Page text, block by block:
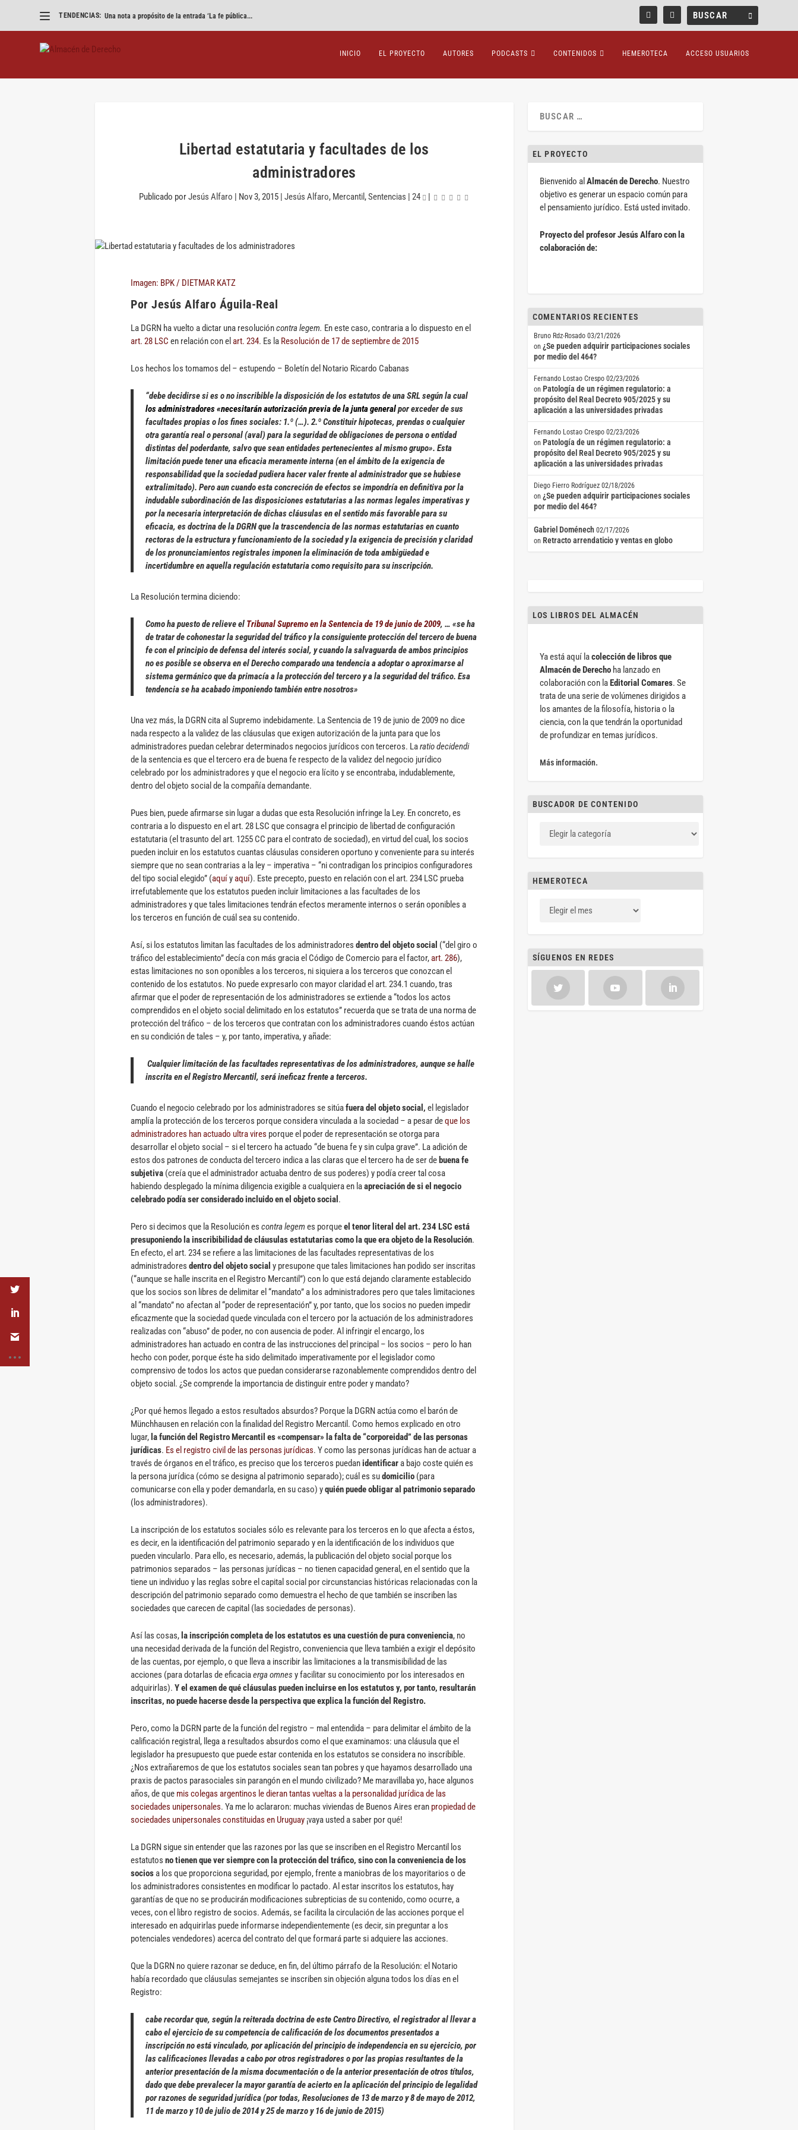
TENDENCIAS: Una nota a propósito de la entrada ‘La fe pública...
INICIO EL PROYECTO AUTORES PODCASTS CONTENIDOS HEMEROTECA ACCESO USUARIOS
Libertad estatutaria y facultades de los
administradores
Publicado porJesús Alfaro | Nov 3, 2015 |Jesús Alfaro, Mercantil ,Sentencias |24 |
Imagen: BPK / DIETMAR KATZ
Por Jesús Alfaro Águila-Real
La DGRN ha vuelto a dictar una resolucióncontra legem.
art. 28 LSC en relación con el art. 234. Es la Resolución de 17 de septiembre de 2015
Los hechos los tomamos del – estupendo – Boletín del Notario Ricardo Cabanas
los administradores «necesitarán autorización previa de la junta generalpor exceder de sus
facultades propias o los fines sociales: 1.º (…). 2.ºConstituir hipotecas, prendas o cualquier
otra garantía real o personal (aval) para la seguridad de obligaciones de persona o entidad
distintas del poderdante, salvo que sean entidades pertenecientes al mismo grupo». Esta
limitación puede tener una eficacia meramente interna (en el ámbito de la exigencia de
responsabilidad que la sociedad pudiera hacer valer frente al administrador que se hubiese
extralimitado). Pero aun cuando esta concreción de efectos se impondría en definitiva por la
indudable subordinación de las disposiciones estatutarias a las normas legales imperativas y
por la necesaria interpretación de dichas cláusulas en el sentido más favorable para su
eficacia, es doctrina de la DGRN que la trascendencia de las normas estatutarias en cuanto
rectoras de la estructura y funcionamiento de la sociedad y la exigencia de precisión y claridad
de los pronunciamientos registralesimponen la eliminación de toda ambigüedad e
incertidumbre en aquella regulación estatutaria como requisito para su inscripción.
La Resolución termina diciendo:
Como ha puesto de relieve el Tribunal Supremo en la Sentencia de 19 de junio de 2009, … «se ha
de tratar de cohonestar la seguridad del tráfico y la consiguiente protección del tercero de buena
fe con el principio de defensa del interés social, y cuando la salvaguarda de ambos principios
no es posible se observa en el Derecho comparado una tendencia a adoptar o aproximarse al
sistema germánico que da primacía a la protección del tercero y a la seguridad del tráfico. Esa
tendencia se ha acabado imponiendo también entre nosotros»
Una vez más, la DGRN cita al Supremo indebidamente. La Sentencia de 19 de junio de 2009 no dice
nada respecto a la validez de las cláusulas que exigen autorización de la junta para que los
administradores puedan celebrar determinados negocios jurídicos con terceros. La
ratio decidendi
de la sentencia es que el tercero era de buena fe respecto de la validez del negocio jurídico
celebrado por los administradores y que el negocio era lícito y se encontraba, indudablemente,
dentro del objeto social de la compañía demandante.
Pues bien, puede afirmarse sin lugar a dudas que esta Resolución infringe la Ley. En concreto, es
contraria a lo dispuesto en el art. 28 LSC que consagra el principio de libertad de configuración
estatutaria (el trasunto del art. 1255 CC para el contrato de sociedad), en virtud del cual, los socios
pueden incluir en los estatutos cuantas cláusulas consideren oportuno y conveniente para su interés
siempre que no sean contrarias a la ley – imperativa – “ni contradigan los principios configuradores
del tipo social elegido” (aquíyaquí). Este precepto, puesto en relación con el art. 234 LSC prueba
irrefutablemente que los estatutos pueden incluir limitaciones a las facultades de los
administradores y que tales limitaciones tendrán efectos meramente internos o serán oponibles a
los terceros en función de cuál sea su contenido.
Así, si los estatutos limitan las facultades de los administradores dentro del objeto social (“del giro o
tráfico del establecimiento” decía con más gracia el Código de Comercio para el factor,art. 286),
estas limitaciones no son oponibles a los terceros, ni siquiera a los terceros que conozcan el
contenido de los estatutos. No puede expresarlo con mayor claridad el art. 234.1 cuando, tras
afirmar que el poder de representación de los administradores se extiende a “todos los actos
comprendidos en el objeto social delimitado en los estatutos” recuerda que se trata de una norma de
protección del tráfico – de los terceros que contratan con los administradores cuando éstos actúan
en su condición de tales – y, por tanto, imperativa, y añade:
Cualquier limitación de las facultades representativas de los administradores, aunque se halle
inscrita en el Registro Mercantil, será ineficaz frente a terceros.
Cuando el negocio celebrado por los administradores se sitúafuera del objeto social, el legislador
amplía la protección de los terceros porque considera vinculada a la sociedad – a pesar deque los
administradores han actuado ultra vires porque el poder de representación se otorga para
desarrollar el objeto social – si el tercero ha actuado “de buena fe y sin culpa grave”. La adición de
estos dos patrones de conducta del tercero indica a las claras que el tercero ha de ser de buena fe
subjetiva (creía que el administrador actuaba dentro de sus poderes) y podía creer tal cosa
habiendo desplegado la mínima diligencia exigible a cualquiera en laapreciación de si el negocio
celebrado podía ser considerado incluido en el objeto social .
Pero si decimos que la Resolución es contra legem es porqueel tenor literal del art. 234 LSC está
presuponiendo la inscribibilidad de cláusulas estatutarias como la que era objeto de la Resolución.
En efecto, el art. 234 se refiere a las limitaciones de las facultades representativas de los
administradores dentro del objeto social y presupone que tales limitaciones han podido ser inscritas
(“aunque se halle inscrita en el Registro Mercantil”) con lo que está dejando claramente establecido
que los socios son libres de delimitar el “mandato” a los administradores pero que tales limitaciones
al “mandato” no afectan al “poder de representación” y, por tanto, que los socios no pueden impedir
eficazmente que la sociedad quede vinculada con el tercero por la actuación de los administradores
realizadas con “abuso” de poder, no con ausencia de poder. Al infringir el encargo, los
administradores han actuado en contra de las instrucciones del principal – los socios – pero lo han
hecho con poder, porque éste ha sido delimitado imperativamente por el legislador como
comprensivo de todos los actos que puedan considerarse razonablemente comprendidos dentro del
objeto social. ¿Se comprende la importancia de distinguir entre poder y mandato?
¿Por qué hemos llegado a estos resultados absurdos? Porque la DGRN actúa como el barón de
Münchhausen en relación con la finalidad del Registro Mercantil. Como hemos explicado en otro
lugar, la función del Registro Mercantil es «compensar» la falta de “corporeidad” de las personas
jurídicas. Es el registro civil de las personas jurídicas. Y como las personas jurídicas han de actuar a
través de órganos en el tráfico, es preciso que los terceros puedanidentificara bajo coste quién es
la persona jurídica (cómo se designa al patrimonio separado); cuál es sudomicilio (para
comunicarse con ella y poder demandarla, en su caso) yquién puede obligar al patrimonio separado
(los administradores).
La inscripción de los estatutos sociales sólo es relevante para los terceros en lo que afecta a éstos,
es decir, en la identificación del patrimonio separado y en la identificación de los individuos que
pueden vincularlo. Para ello, es necesario, además, la publicación del objeto social porque los
patrimonios separados – las personas jurídicas – no tienen capacidad general, en el sentido que la
tiene un individuo y las reglas sobre el capital social por circunstancias históricas relacionadas con la
descripción del patrimonio separado como demuestra el hecho de que también se inscriben las
sociedades que carecen de capital (las sociedades de personas).
Así las cosas, la inscripción completa de los estatutos es una cuestión de pura conveniencia, no
una necesidad derivada de la función del Registro, conveniencia que lleva también a exigir el depósito
de las cuentas, por ejemplo, o que lleva a inscribir las limitaciones a la transmisibilidad de las
acciones (para dotarlas de eficaciaerga omnes y facilitar su conocimiento por los interesados en
adquirirlas). Y el examen de qué cláusulas pueden incluirse en los estatutos y, por tanto, resultarán
inscritas, no puede hacerse desde la perspectiva que explica la función del Registro.
Pero, como la DGRN parte de la función del registro – mal entendida – para delimitar el ámbito de la
calificación registral, llega a resultados absurdos como el que examinamos: una cláusula que el
legislador ha presupuesto que puede estar contenida en los estatutos se considera no inscribible.
¿Nos extrañaremos de que los estatutos sociales sean tan pobres y que hayamos desarrollado una
praxis de pactos parasociales sin parangón en el mundo civilizado? Me maravillaba yo, hace algunos
años, de que mis colegas argentinos le dieran tantas vueltas a la personalidad jurídica de las
sociedades unipersonales. Ya me lo aclararon: muchas viviendas de Buenos Aires eran propiedad de
sociedades unipersonales constituidas en Uruguay ¡vaya usted a saber por qué!
La DGRN sigue sin entender que las razones por las que se inscriben en el Registro Mercantil los
estatutos no tienen que ver siempre con la protección del tráfico, sino con la conveniencia de los
sociosa los que proporciona seguridad, por ejemplo, frente a maniobras de los mayoritarios o de
los administradores consistentes en modificar lo pactado. Al estar inscritos los estatutos, hay
garantías de que no se producirán modificaciones subrepticias de su contenido, como ocurre, a
veces, con el libro registro de socios. Además, se facilita la circulación de las acciones porque el
interesado en adquirirlas puede informarse independientemente (es decir, sin preguntar a los
potenciales vendedores) acerca del contrato del que formará parte si adquiere las acciones.
Que la DGRN no quiere razonar se deduce, en fin, del último párrafo de la Resolución: el Notario
había recordado que cláusulas semejantes se inscriben sin objeción alguna todos los días en el
Registro:
cabe recordar que, según la reiterada doctrina de este Centro Directivo, el registrador al llevar a
cabo el ejercicio de su competencia de calificación de los documentos presentados a
inscripción no está vinculado, por aplicación del principio de independencia en su ejercicio, por
las calificaciones llevadas a cabo por otros registradores o por las propias resultantes de la
anterior presentación de la misma documentación o de la anterior presentación de otros títulos,
dado que debe prevalecer la mayor garantía de acierto en la aplicación del principio de legalidad
por razones de seguridad jurídica (por todas, Resoluciones de 13 de marzo y 8 de mayo de 2012,
11 de marzo y 10 de julio de 2014 y 25 de marzo y 16 de junio de 2015)
EL PROYECTO
Bienvenido al Almacén de Derecho. Nuestro
objetivo es generar un espacio común para
el pensamiento jurídico. Está usted invitado.
Proyecto del profesor Jesús Alfaro con la
colaboración de:
COMENTARIOS RECIENTES
Bruno Rdz-Rosado 03/21/2026
on ¿Se pueden adquirir participaciones sociales
por medio del 464?
Fernando Lostao Crespo 02/23/2026
on Patología de un régimen regulatorio: a
propósito del Real Decreto 905/2025 y su
aplicación a las universidades privadas
Fernando Lostao Crespo 02/23/2026
on Patología de un régimen regulatorio: a
propósito del Real Decreto 905/2025 y su
aplicación a las universidades privadas
Diego Fierro Rodríguez 02/18/2026
on ¿Se pueden adquirir participaciones sociales
por medio del 464?
Gabriel Doménech 02/17/2026
on Retracto arrendaticio y ventas en globo
LOS LIBROS DEL ALMACÉN
Ya está aquí lacolección de libros que
Almacén de Derechoha lanzado en
colaboración con laEditorial Comares. Se
trata de una serie de volúmenes dirigidos a
los amantes de la filosofía, historia o la
ciencia, con la que tendrán la oportunidad
de profundizar en temas jurídicos.
Más información.
BUSCADOR DE CONTENIDO
HEMEROTECA
SÍGUENOS EN REDES